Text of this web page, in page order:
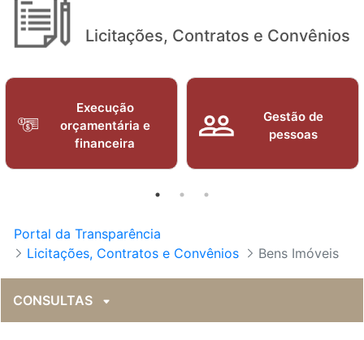
Licitações, Contratos e Convênios
Execução
orçamentária e
financeira
Gestão de
pessoas
Portal da Transparência
Licitações, Contratos e Convênios
Bens Imóveis
CONSULTAS